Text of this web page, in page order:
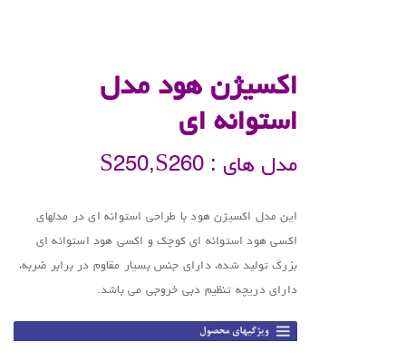
اکسیژن هود مدل
استوانه ای
مدل های : S250,S260
این مدل اکسیژن هود با طراحی استوانه ای در مدلهای
اکسی هود استوانه ای کوچک و اکسی هود استوانه ای
بزرگ تولید شده، دارای جنس بسیار مقاوم در برابر ضربه،
دارای دریچه تنظیم دبی خروجی می باشد.